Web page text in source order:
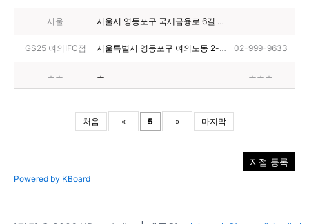
서울 서울시 영등포구 국제금융로 6길 33
GS25 여의IFC점 서울특별시 영등포구 여의도동 2-3 IFC몰S35호 02-999-9633
ㅗㅗ ㅗ ㅗㅗㅗ
처음 « 5 » 마지막
지점 등록
Powered by KBoard